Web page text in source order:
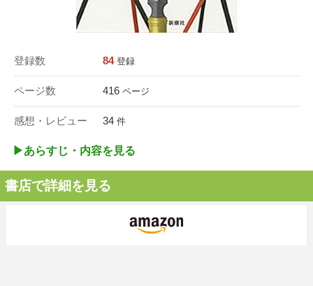
登録数 84 登録
ページ数 416 ページ
感想・レビュー 34 件
▶︎あらすじ・内容を見る
書店で詳細を見る